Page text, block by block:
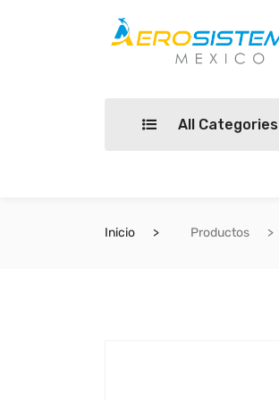
All Categories
Inicio Productos